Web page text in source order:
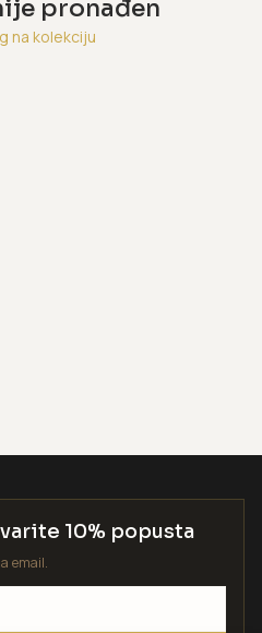
pronađen
na kolekciju
10% popusta
email.